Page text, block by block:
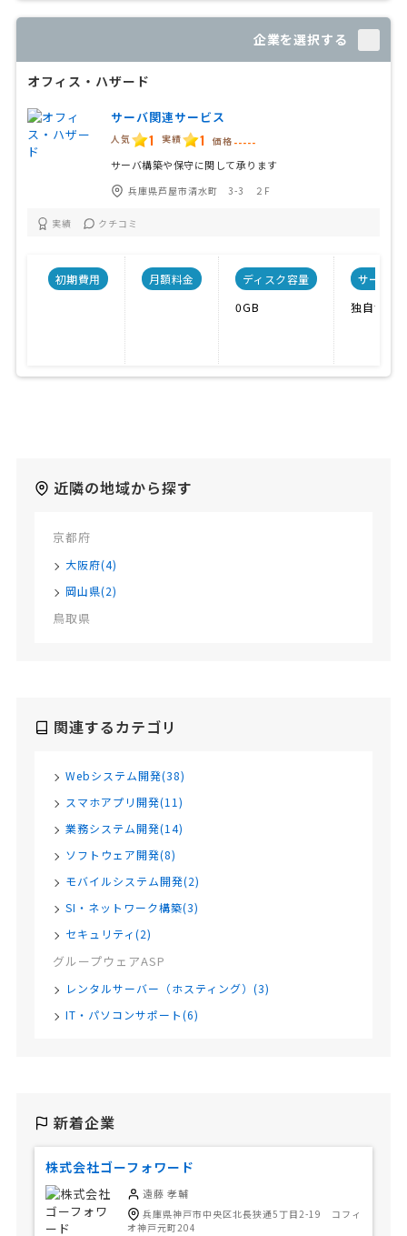
企業を選択する
オフィス・ハザード
サーバ関連サービス
人気 1 実績 1 価格 -----
サーバ構築や保守に関して承ります
兵庫県芦屋市清水町 3-3 ２F
実績 クチコミ
初期費用 月額料金
ディスク容量
0GB
サーバ形
独自サー
近隣の地域から探す
京都府
大阪府(4)
岡山県(2)
鳥取県
関連するカテゴリ
Webシステム開発(38)
スマホアプリ開発(11)
業務システム開発(14)
ソフトウェア開発(8)
モバイルシステム開発(2)
SI・ネットワーク構築(3)
セキュリティ(2)
グループウェアASP
レンタルサーバー（ホスティング）(3)
IT・パソコンサポート(6)
新着企業
株式会社ゴーフォワード
遠藤 孝輔
兵庫県神戸市中央区北長狭通5丁目2-19 コフィ
オ神戸元町204